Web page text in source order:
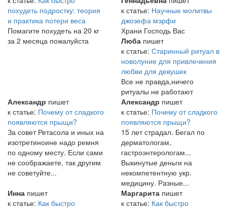
похудеть подростку: теория
и практика потери веса
Помагите похудеть на 20 кг
за 2 месяца пожалуйста
к статье: Научные молитвы
джозефа мэрфи
Храни Господь Вас
Люба пишет
к статье: Старинный ритуал в
новолуние для привлечения
любви для девушек
Все не правда,ничего
ритуалы не работают
Александр пишет
к статье: Почему от сладкого
появляются прыщи?
За совет Ретасола и иных на
изотретиноине надо ремня
по одному месту. Если сами
не соображаете, так другим
не советуйте...
Александр пишет
к статье: Почему от сладкого
появляются прыщи?
15 лет страдал. Бегал по
дерматологам,
гастроэнтерологам...
Выкинутые деньги на
некомпетентную укр.
медицину. Разные...
Инна пишет
к статье: Как быстро
Маргарита пишет
к статье: Как быстро